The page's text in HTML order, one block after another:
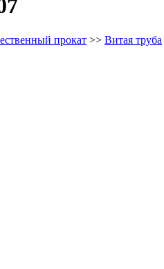
прокат >> Витая труба